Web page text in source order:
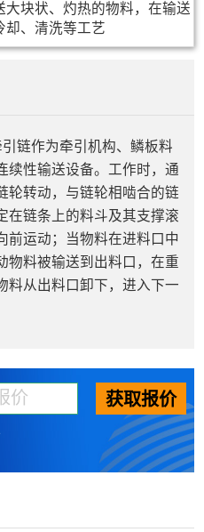
大块状、灼热的物料，在输送
却、清洗等工艺
链作为牵引机构、鳞板料
续性输送设备。工作时，通
轮转动，与链轮相啮合的链
在链条上的料斗及其支撑滚
前运动；当物料在进料口中
物料被输送到出料口，在重
料从出料口卸下，进入下一
获取报价